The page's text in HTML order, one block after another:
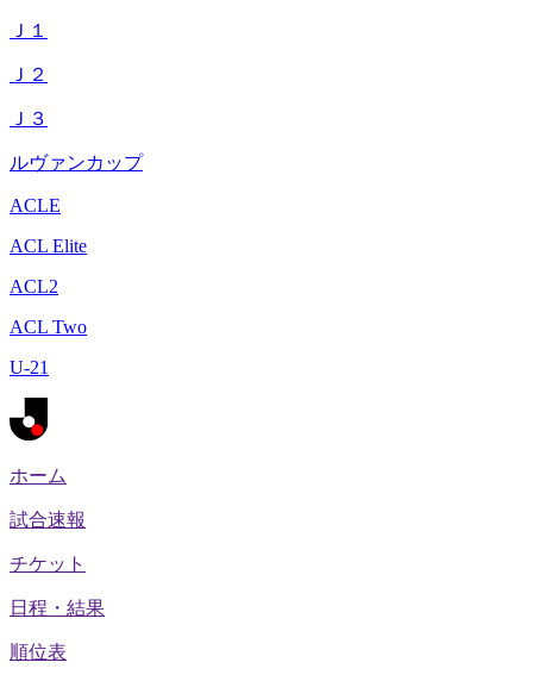
Ｊ１
Ｊ２
Ｊ３
ルヴァンカップ
ACLE
ACL Elite
ACL2
ACL Two
U-21
ホーム
試合速報
チケット
日程・結果
順位表